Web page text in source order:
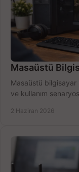
Masaüstü
Masaüstü bilgisayar
ve kullanım
2 Haziran 2026